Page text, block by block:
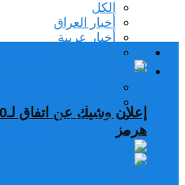
الكل
أخبار العراق
أخبار عربية
هرمز
الرئيسية
أخبار
أخبار عربية